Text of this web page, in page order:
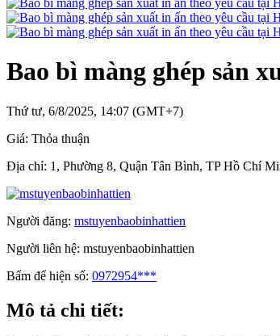
Bao bì màng ghép sản
Thứ tư, 6/8/2025, 14:07 (GMT+7)
Giá: Thỏa thuận
Địa chỉ: 1, Phường 8, Quận Tân Bình, TP Hồ Chí
Người đăng: mstuyenbaobinhattien
Người liên hệ: mstuyenbaobinhattien
Bấm để hiện số: 0972954***
Mô tả chi tiết: